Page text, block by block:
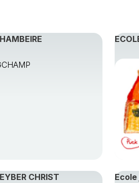
CHRIST